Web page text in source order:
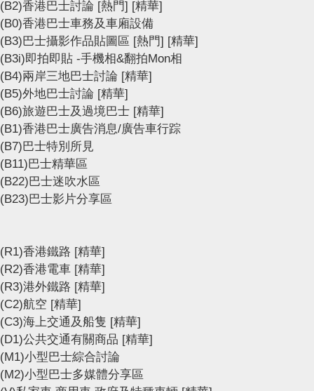
(B2)香港巴士討論 [熱門] [精華]
(B0)香港巴士車務及車廂設備
(B3)巴士攝影作品貼圖區 [熱門] [精華]
(B3i)即拍即貼 -手機相&翻拍Mon相
(B4)兩岸三地巴士討論 [精華]
(B5)外地巴士討論 [精華]
(B6)旅遊巴士及過境巴士 [精華]
(B1)香港巴士廣告消息/廣告車行踪
(B7)巴士特別所見
(B11)巴士精華區
(B22)巴士迷吹水區
(B23)巴士影片分享區
(R1)香港鐵路 [精華]
(R2)香港電車 [精華]
(R3)港外鐵路 [精華]
(C2)航空 [精華]
(C3)海上交通及船隻 [精華]
(D1)公共交通有關商品 [精華]
(M1)小型巴士綜合討論
(M2)小型巴士多媒體分享區